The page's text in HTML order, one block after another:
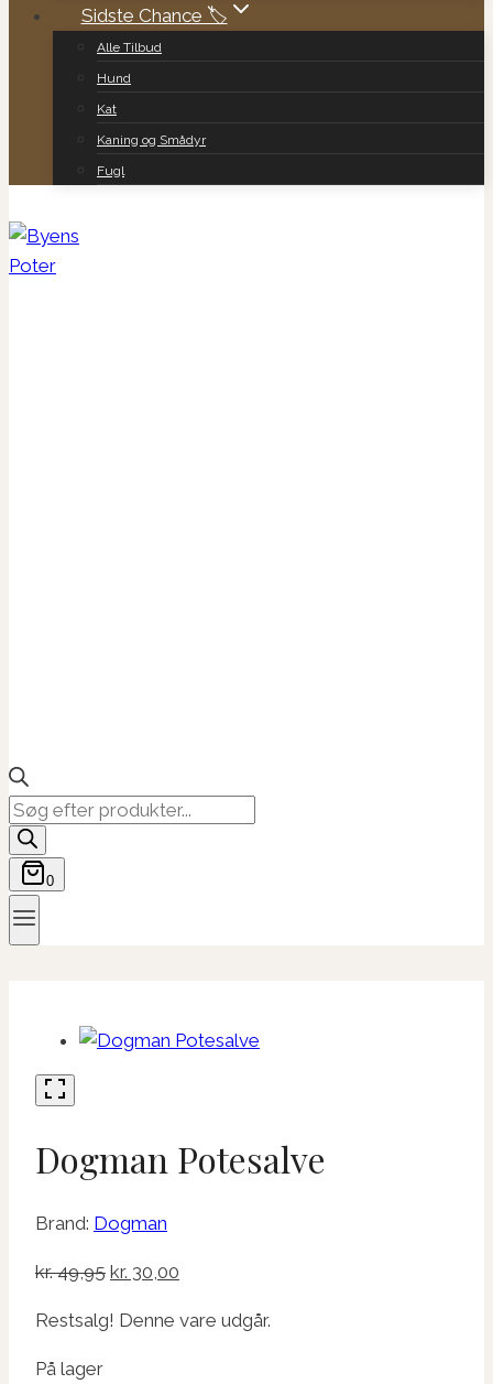
Sidste Chance 🏷️
Alle Tilbud
Hund
Kat
Kaning og Smådyr
Fugl
Products
search
0
Dogman Potesalve
Brand: Dogman
kr.49,95 Den
pris
kr. 30,00
pris
Restsalg! Denne vare udgår.
På lager